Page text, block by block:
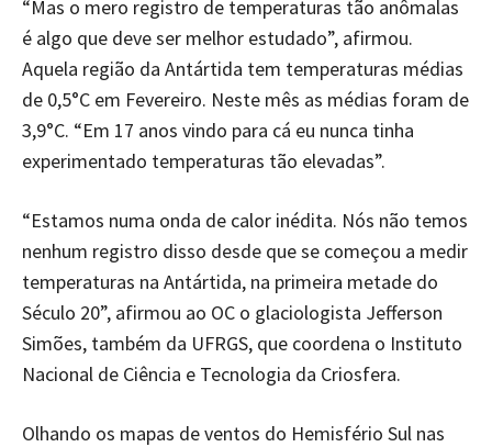
“Mas o mero registro de temperaturas tão anômalas
é algo que deve ser melhor estudado”, afirmou.
Aquela região da Antártida tem temperaturas médias
de 0,5°C em Fevereiro. Neste mês as médias foram de
3,9°C. “Em 17 anos vindo para cá eu nunca tinha
experimentado temperaturas tão elevadas”.
“Estamos numa onda de calor inédita. Nós não temos
nenhum registro disso desde que se começou a medir
temperaturas na Antártida, na primeira metade do
Século 20”, afirmou ao OC o glaciologista Jefferson
Simões, também da UFRGS, que coordena o Instituto
Nacional de Ciência e Tecnologia da Criosfera.
Olhando os mapas de ventos do Hemisfério Sul nas